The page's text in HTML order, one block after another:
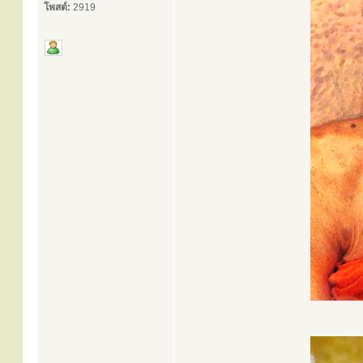
โพสต์: 2919